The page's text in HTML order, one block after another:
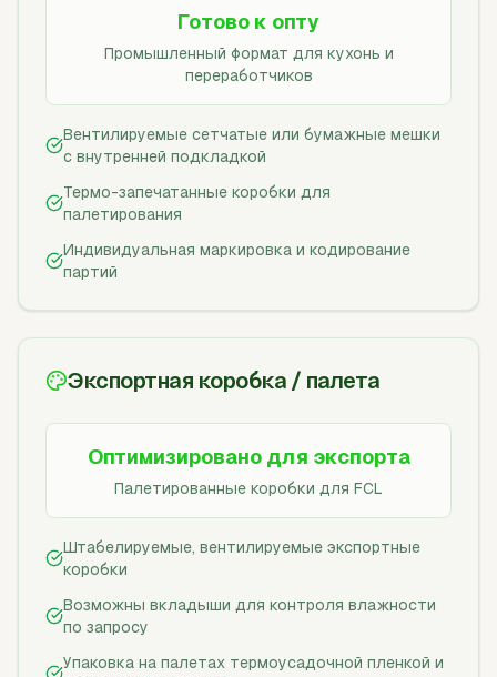
Готово к опту
Промышленный формат для кухонь и
переработчиков
Вентилируемые сетчатые или бумажные мешки
с внутренней подкладкой
Термо-запечатанные коробки для
палетирования
Индивидуальная маркировка и кодирование
партий
Экспортная коробка / палета
Оптимизировано для экспорта
Палетированные коробки для FCL
Штабелируемые, вентилируемые экспортные
коробки
Возможны вкладыши для контроля влажности
по запросу
Упаковка на палетах термоусадочной пленкой и